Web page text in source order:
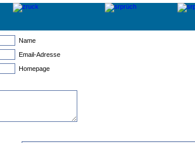
Name
Email-Adresse
Homepage